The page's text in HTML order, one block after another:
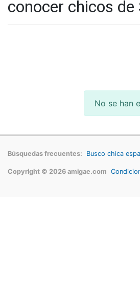
conocer chicos
No se han
Búsquedas frecuentes: Busco chica
Copyright © 2026 amigae.com